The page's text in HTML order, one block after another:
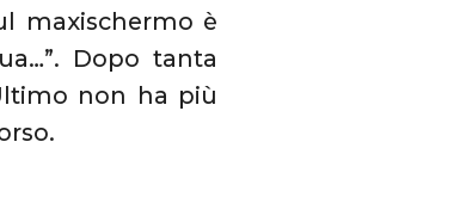
maxischermo è
Dopo tanta
non ha più